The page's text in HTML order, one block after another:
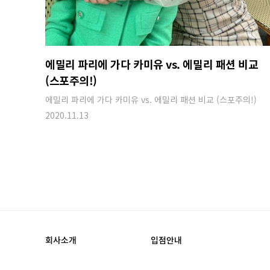
에밀리 파리에 가다 카미유 vs. 에밀리 패션 비교
(스포주의!)
에밀리 파리에 가다 카미유 vs. 에밀리 패션 비교 (스포주의!)
2020.11.13
회사소개 입점안내